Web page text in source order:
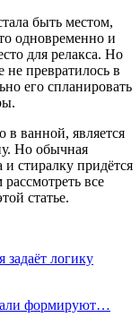
быть местом,
одновременно и
для релакса. Но
не превратилось в
его спланировать
в ванной, является
Но обычная
и стиралку придётся
все
статье.
логику
формируют…